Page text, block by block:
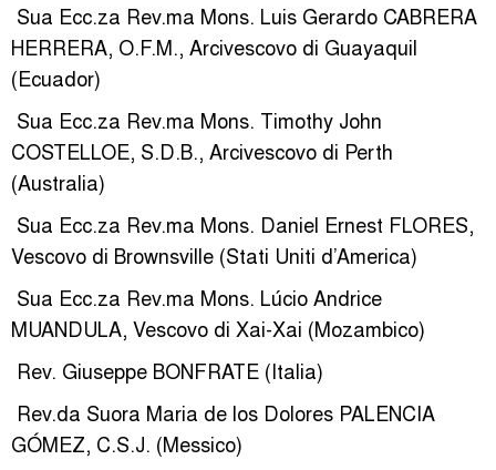
­ Sua Ecc.za Rev.ma Mons. Luis Gerardo CABRERA
HERRERA, O.F.M., Arcivescovo di Guayaquil
(Ecuador)
­ Sua Ecc.za Rev.ma Mons. Timothy John
COSTELLOE, S.D.B., Arcivescovo di Perth
(Australia)
­ Sua Ecc.za Rev.ma Mons. Daniel Ernest FLORES,
Vescovo di Brownsville (Stati Uniti d’America)
­ Sua Ecc.za Rev.ma Mons. Lúcio Andrice
MUANDULA, Vescovo di Xai-Xai (Mozambico)
­ Rev. Giuseppe BONFRATE (Italia)
­ Rev.da Suora Maria de los Dolores PALENCIA
GÓMEZ, C.S.J. (Messico)